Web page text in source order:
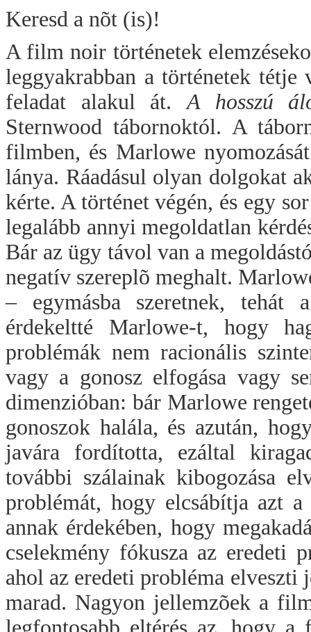
Keresd a nõt (is)!
A film noir történetek
leggyakrabban a történetek tétje
feladat alakul át. A hosszú
Sternwood tábornoktól. A
filmben, és Marlowe
lánya. Ráadásul olyan dolgokat
kérte. A történet végén, és egy
legalább annyi megoldatlan
Bár az ügy távol van a
negatív szereplõ meghalt.
– egymásba szeretnek, tehát
érdekeltté Marlowe-t, hogy
problémák nem racionális
vagy a gonosz elfogása vagy
dimenzióban: bár Marlowe
gonoszok halála, és azután,
javára fordította, ezáltal
további szálainak kibogozása
problémát, hogy elcsábítja azt
annak érdekében, hogy
cselekmény fókusza az eredeti
ahol az eredeti probléma elveszti
marad. Nagyon jellemzõek a